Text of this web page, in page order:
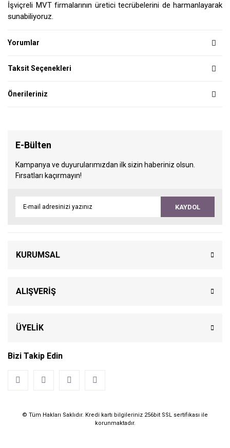
İşviçreli MVT firmalarının üretici tecrübelerini de harmanlayarak
sunabiliyoruz.
Yorumlar
Taksit Seçenekleri
Önerileriniz
E-Bülten
Kampanya ve duyurularımızdan ilk sizin haberiniz olsun.
Fırsatları kaçırmayın!
KAYDOL
KURUMSAL
ALIŞVERİŞ
ÜYELİK
Bizi Takip Edin
© Tüm Hakları Saklıdır. Kredi kartı bilgileriniz 256bit SSL sertifikası ile
korunmaktadır.